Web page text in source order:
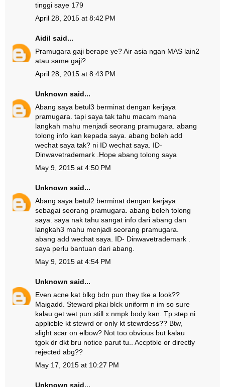
tinggi saye 179
April 28, 2015 at 8:42 PM
Aidil said...
Pramugara gaji berape ye? Air asia ngan MAS lain2
atau same gaji?
April 28, 2015 at 8:43 PM
Unknown said...
Abang saya betul3 berminat dengan kerjaya
pramugara. tapi saya tak tahu macam mana
langkah mahu menjadi seorang pramugara. abang
tolong info kan kepada saya. abang boleh add
wechat saya tak? ni ID wechat saya. ID-
Dinwavetrademark .Hope abang tolong saya
May 9, 2015 at 4:50 PM
Unknown said...
Abang saya betul2 berminat dengan kerjaya
sebagai seorang pramugara. abang boleh tolong
saya. saya nak tahu sangat info dari abang dan
langkah3 mahu menjadi seorang pramugara.
abang add wechat saya. ID- Dinwavetrademark .
saya perlu bantuan dari abang.
May 9, 2015 at 4:54 PM
Unknown said...
Even acne kat blkg bdn pun they tke a look??
Maigadd. Steward pkai blck uniform n im so sure
kalau get wet pun still x nmpk body kan. Tp step ni
applicble kt stewrd or only kt stewrdess?? Btw,
slight scar on elbow? Not too obvious but kalau
tgok dr dkt bru notice parut tu.. Accptble or directly
rejected abg??
May 17, 2015 at 10:27 PM
Unknown said...